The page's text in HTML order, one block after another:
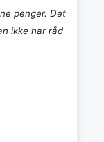
penger. Det
ikke har råd